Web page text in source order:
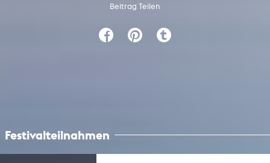
Beitrag Teilen
Festivalteilnahmen